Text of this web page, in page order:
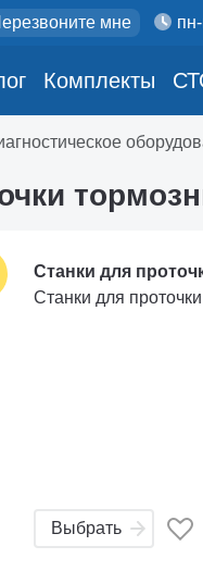
мне
Комплекты
Станки для
Станки для
Выбрать